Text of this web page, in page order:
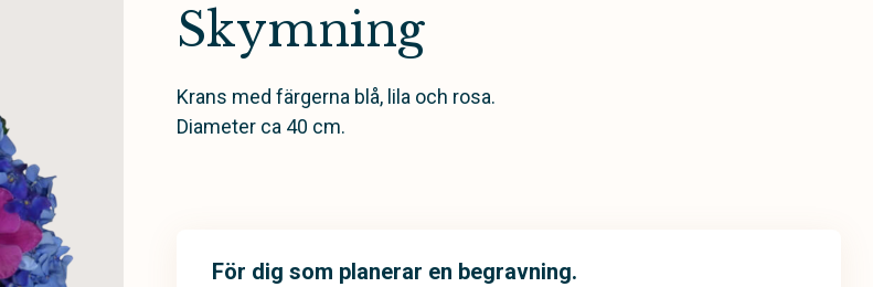
Skymning
Krans med färgerna blå, lila och rosa.
Diameter ca 40 cm.
För dig som planerar en begravning.